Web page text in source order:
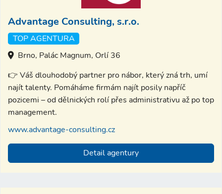
Advantage Consulting, s.r.o.
TOP AGENTURA
Brno, Palác Magnum, Orlí 36
👉 Váš dlouhodobý partner pro nábor, který zná trh, umí
najít talenty. Pomáháme firmám najít posily napříč
pozicemi – od dělnických rolí přes administrativu až po top
management.
www.advantage-consulting.cz
Detail agentury